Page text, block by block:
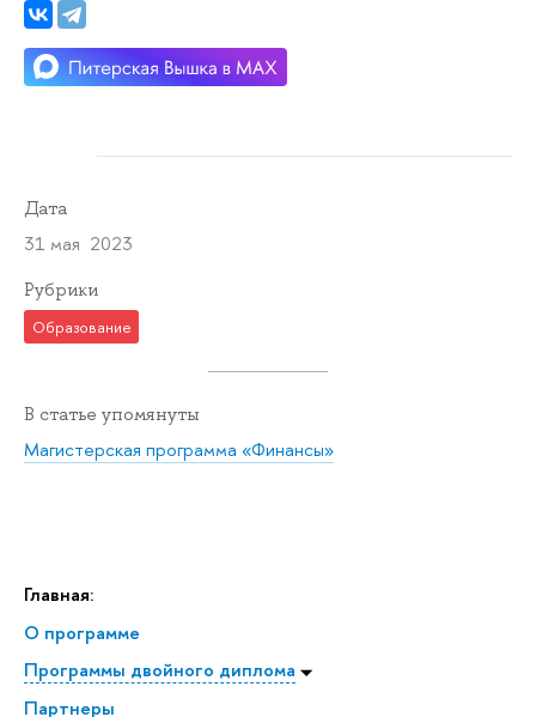
Главная:
О программе
Программы двойного диплома
Партнеры
Дата
31 мая 2023
Рубрики
Образование
В статье упомянуты
Магистерская программа «Финансы»